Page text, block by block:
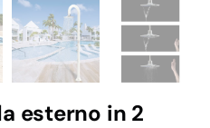
esterno in 2